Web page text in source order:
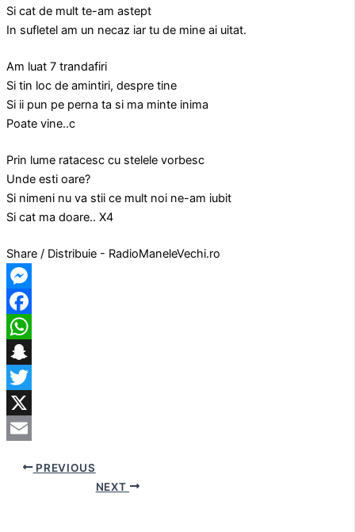
Si cat de mult te-am astept
In sufletel am un necaz iar tu de mine ai uitat.
Am luat 7 trandafiri
Si tin loc de amintiri, despre tine
Si ii pun pe perna ta si ma minte inima
Poate vine..c
Prin lume ratacesc cu stelele vorbesc
Unde esti oare?
Si nimeni nu va stii ce mult noi ne-am iubit
Si cat ma doare.. X4
Share / Distribuie - RadioManeleVechi.ro
Messenger
Facebook
WhatsApp
Snapchat
Twitter
X
PREVIOUS
NEXT